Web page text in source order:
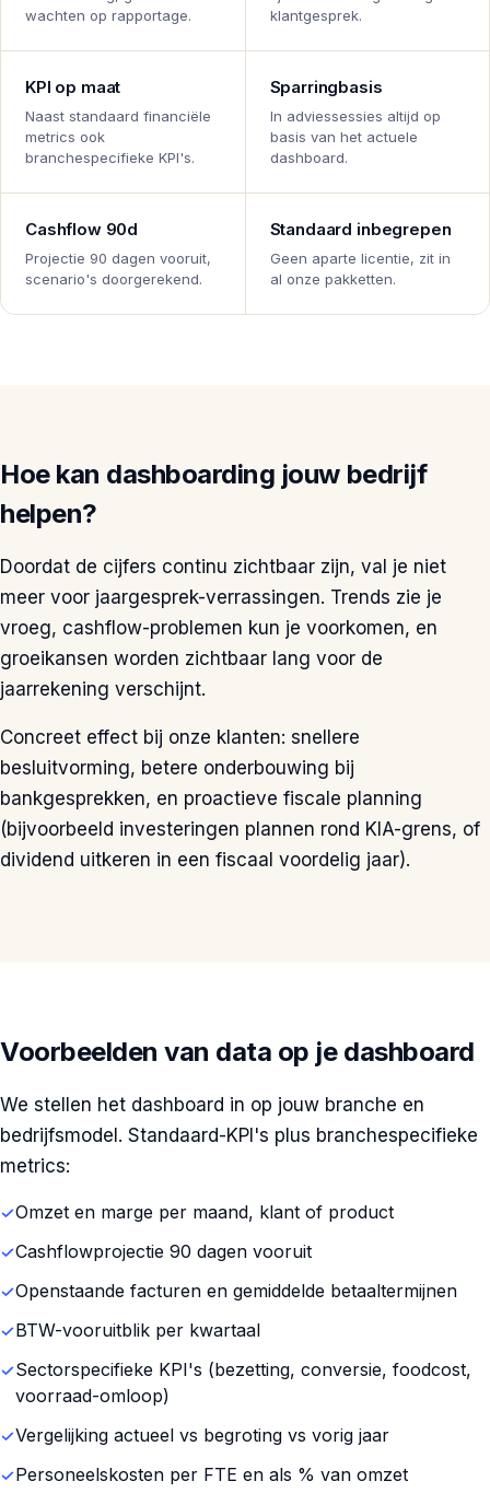
wachten op rapportage.
klantgesprek.
KPI op maat
Naast standaard financiële
metrics ook
branchespecifieke KPI's.
Sparringbasis
In adviessessies altijd op
basis van het actuele
dashboard.
Cashflow 90d
Projectie 90 dagen vooruit,
scenario's doorgerekend.
Standaard inbegrepen
Geen aparte licentie, zit in
al onze pakketten.
Hoe kan dashboarding jouw bedrijf
helpen?
Doordat de cijfers continu zichtbaar zijn, val je niet
meer voor jaargesprek-verrassingen. Trends zie je
vroeg, cashflow-problemen kun je voorkomen, en
groeikansen worden zichtbaar lang voor de
jaarrekening verschijnt.
Concreet effect bij onze klanten: snellere
besluitvorming, betere onderbouwing bij
bankgesprekken, en proactieve fiscale planning
(bijvoorbeeld investeringen plannen rond KIA-grens, of
dividend uitkeren in een fiscaal voordelig jaar).
Voorbeelden van data op je dashboard
We stellen het dashboard in op jouw branche en
bedrijfsmodel. Standaard-KPI's plus branchespecifieke
metrics:
Omzet en marge per maand, klant of product
Cashflowprojectie 90 dagen vooruit
Openstaande facturen en gemiddelde betaaltermijnen
BTW-vooruitblik per kwartaal
Sectorspecifieke KPI's (bezetting, conversie, foodcost,
voorraad-omloop)
Vergelijking actueel vs begroting vs vorig jaar
Personeelskosten per FTE en als % van omzet